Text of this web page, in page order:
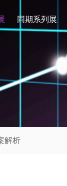
同期系列展
解析